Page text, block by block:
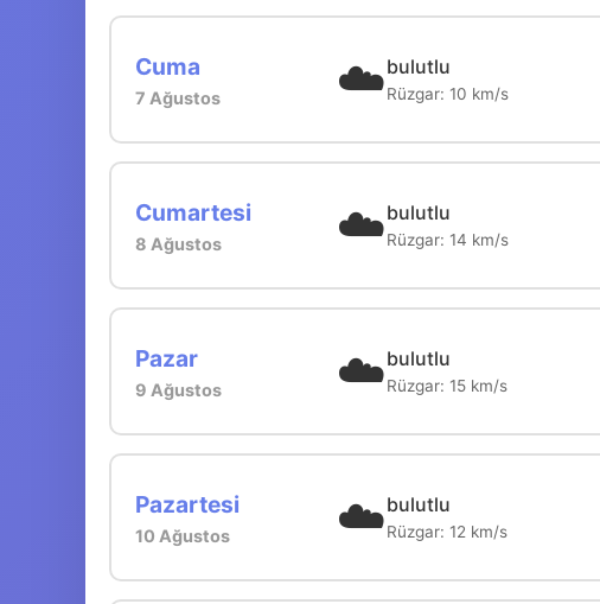
Cuma
7 Ağustos ☁️bulutlu
Rüzgar: 10 km/s
Cumartesi
8 Ağustos ☁️bulutlu
Rüzgar: 14 km/s
Pazar
9 Ağustos ☁️bulutlu
Rüzgar: 15 km/s
Pazartesi
10 Ağustos ☁️bulutlu
Rüzgar: 12 km/s